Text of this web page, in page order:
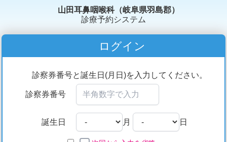
山田耳鼻咽喉科（岐阜県羽島郡）
診療予約システム
ログイン
診察券番号と誕生日(月日)を入力してください。
診察券番号
誕生日 月 日